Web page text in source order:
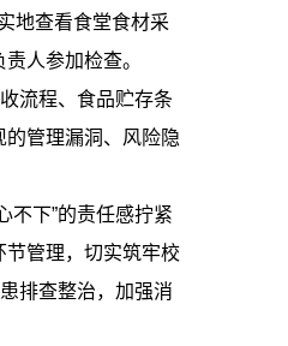
地查看食堂食材采
人参加检查。
流程、食品贮存条
管理漏洞、风险隐
不下”的责任感拧紧
节管理，切实筑牢校
排查整治，加强消